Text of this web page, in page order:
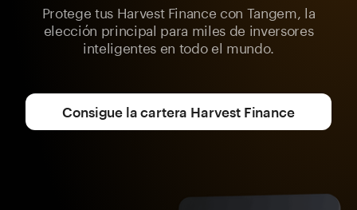
Protege tus Harvest Finance con Tangem, la
elección principal para miles de inversores
inteligentes en todo el mundo.
Consigue la cartera Harvest Finance